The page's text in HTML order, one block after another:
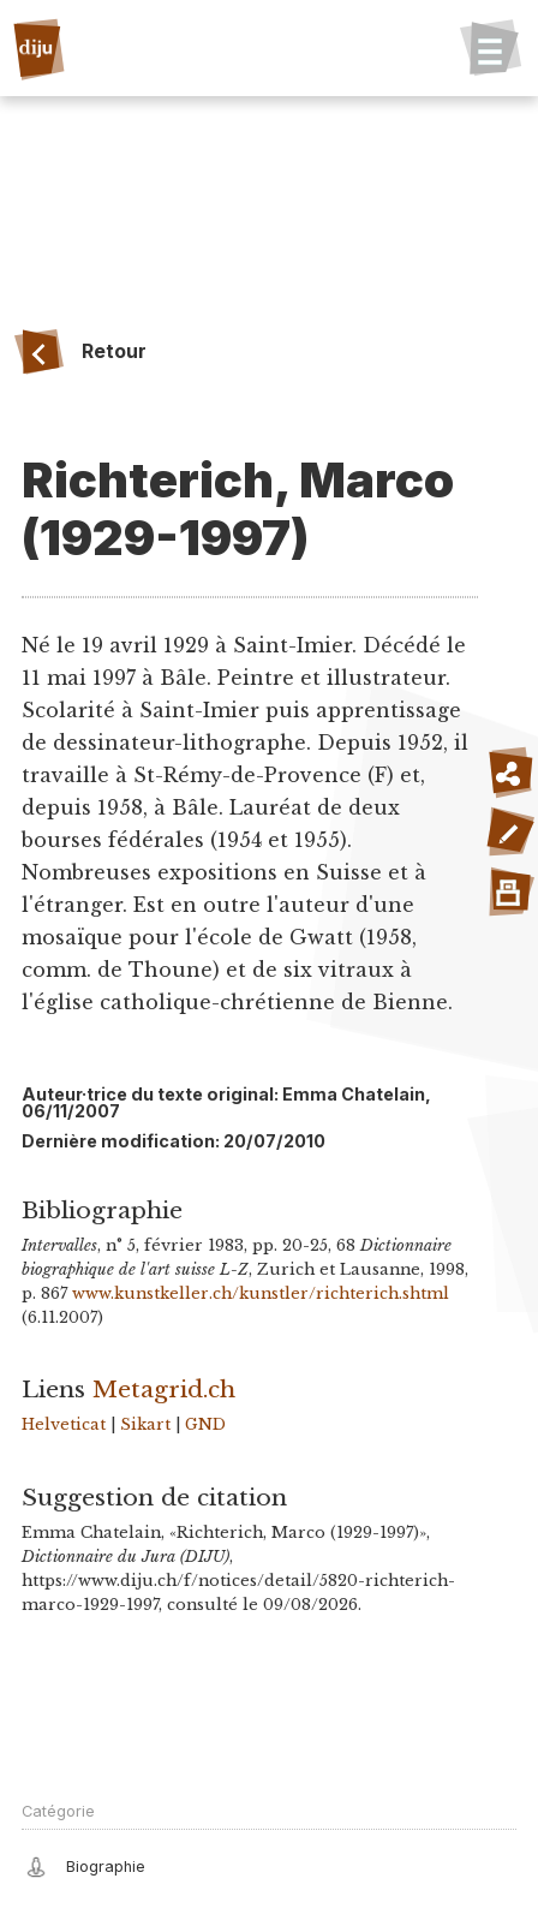
Retour
Richterich, Marco
(1929-1997)
Né le 19 avril 1929 à Saint-Imier. Décédé le
11 mai 1997 à Bâle. Peintre et illustrateur.
Scolarité à Saint-Imier puis apprentissage
de dessinateur-lithographe. Depuis 1952, il
travaille à St-Rémy-de-Provence (F) et,
depuis 1958, à Bâle. Lauréat de deux
bourses fédérales (1954 et 1955).
Nombreuses expositions en Suisse et à
l'étranger. Est en outre l'auteur d'une
mosaïque pour l'école de Gwatt (1958,
comm. de Thoune) et de six vitraux à
l'église catholique-chrétienne de Bienne.
Auteur·trice du texte original: Emma Chatelain,
06/11/2007
Dernière modification: 20/07/2010
Bibliographie
Intervalles, n° 5, février 1983, pp. 20-25, 68 Dictionnaire
biographique de l'art suisse L-Z, Zurich et Lausanne, 1998,
p. 867 www.kunstkeller.ch/kunstler/richterich.shtml
(6.11.2007)
Liens Metagrid.ch
Helveticat| Sikart| GND
Suggestion de citation
Emma Chatelain, «Richterich, Marco (1929-1997)»,
Dictionnaire du Jura (DIJU),
https://www.diju.ch/f/notices/detail/5820-richterich-
marco-1929-1997, consulté le 09/08/2026.
Catégorie
Biographie